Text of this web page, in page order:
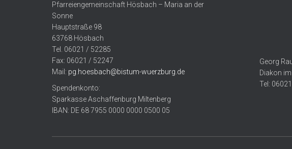
Pfarreiengemeinschaft Hösbach – Maria an der
Sonne
Hauptstraße 98
63768 Hösbach
Tel. 06021 / 52285
Fax: 06021 / 52247
Mail: pg.hoesbach@bistum-wuerzburg.de
Spendenkonto:
Sparkasse Aschaffenburg Miltenberg
IBAN: DE 68 7955 0000 0000 0500 05
Georg
Diakon
Tel: